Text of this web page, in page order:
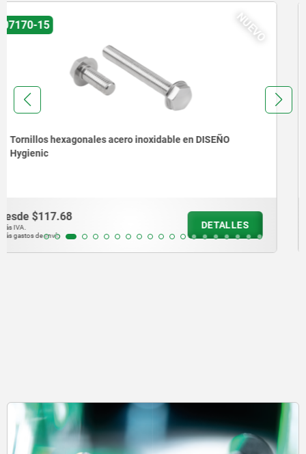
07532
Tornillos de cabeza plana de acero con compensación
desde$217.74
más gastos de envío
DETALLES